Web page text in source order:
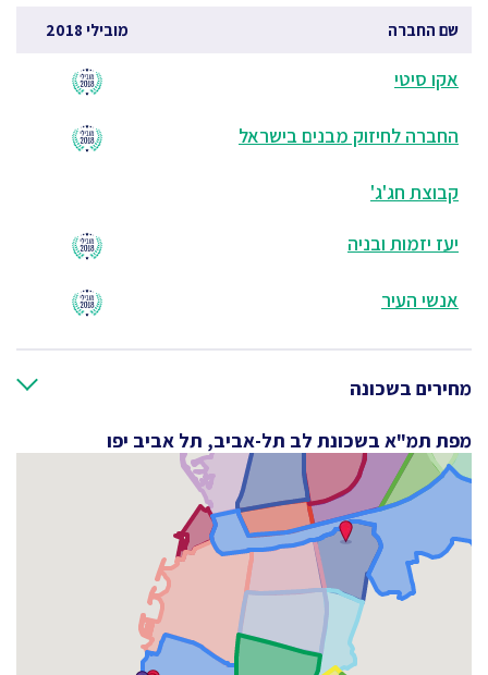
שם החברה מובילי 2018
אקו סיטי
החברה לחיזוק מבנים בישראל
קבוצת חג'ג'
יעז יזמות ובניה
אנשי העיר
מחירים בשכונה
מפת תמ"א בשכונת לב תל-אביב, תל אביב יפו